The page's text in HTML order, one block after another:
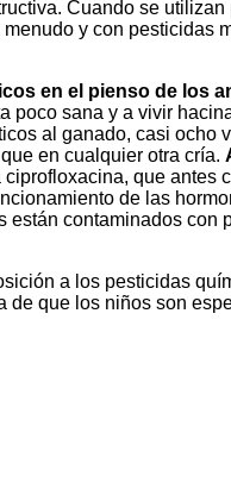
Cuando se
y con
en el pienso de los
sana y a vivir
al ganado, casi
en cualquier otra cría.
que
de las
contaminados
a los pesticidas
que los niños son